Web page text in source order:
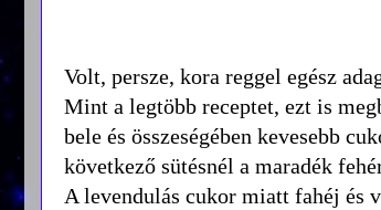
Volt, persze, kora reggel egész
Mint a legtöbb receptet, ezt is
bele és összeségében kevesebb
következő sütésnél a maradék
A levendulás cukor miatt fahéj és